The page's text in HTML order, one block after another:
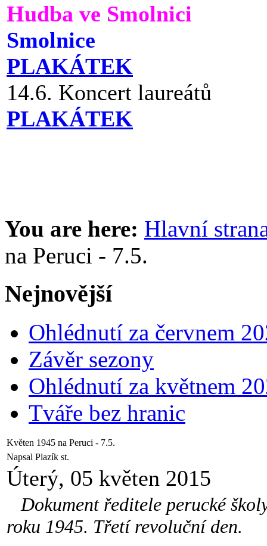
Hudba ve Smolnici
Smolnice
PLAKÁTEK
14.6. Koncert laureátů
PLAKÁTEK
You are here: Hlavní
na Peruci - 7.5.
Nejnovější
Ohlédnutí za červnem
Závěr sezony
Ohlédnutí za květnem
Tváře bez hranic
Květen 1945 na Peruci - 7.5.
Napsal Plazík st.
Úterý, 05 květen 2015
Dokument ředitele perucké
roku 1945. Třetí revoluční den.